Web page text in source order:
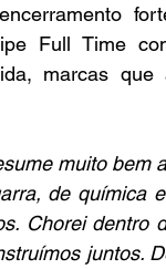
Full Time
marcas
muito bem
de química
Chorei dentro
juntos.